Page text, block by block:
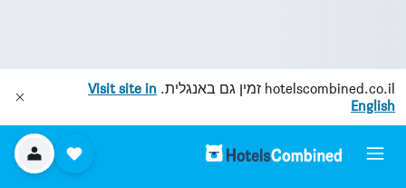
hotelscombined.co.il זמין גם באנגלית. Visit site in
English